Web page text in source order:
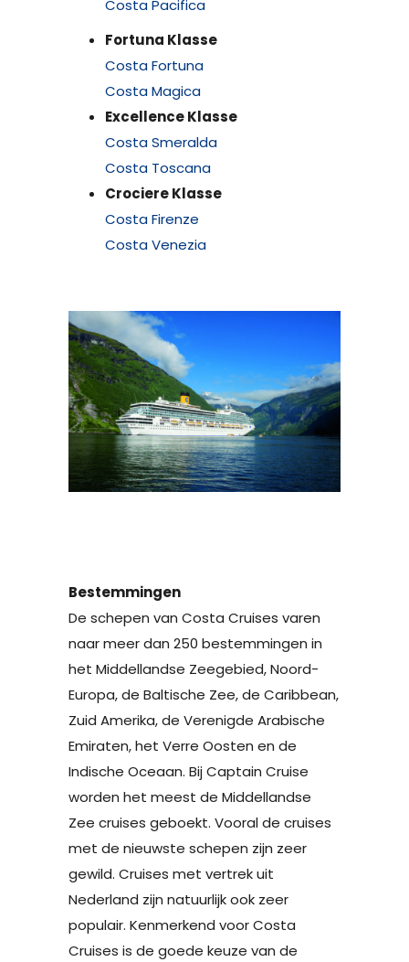
Costa Pacifica
Fortuna Klasse
Costa Fortuna
Costa Magica
Excellence Klasse
Costa Smeralda
Costa Toscana
Crociere Klasse
Costa Firenze
Costa Venezia
Bestemmingen
De schepen van Costa Cruises varen
naar meer dan 250 bestemmingen in
het Middellandse Zeegebied, Noord-
Europa, de Baltische Zee, de Caribbean,
Zuid Amerika, de Verenigde Arabische
Emiraten, het Verre Oosten en de
Indische Oceaan. Bij Captain Cruise
worden het meest de Middellandse
Zee cruises geboekt. Vooral de cruises
met de nieuwste schepen zijn zeer
gewild. Cruises met vertrek uit
Nederland zijn natuurlijk ook zeer
populair. Kenmerkend voor Costa
Cruises is de goede keuze van de